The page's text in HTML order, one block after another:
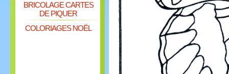
BRICOLAGE CARTES
DE PIQUER
COLORIAGES NOËL